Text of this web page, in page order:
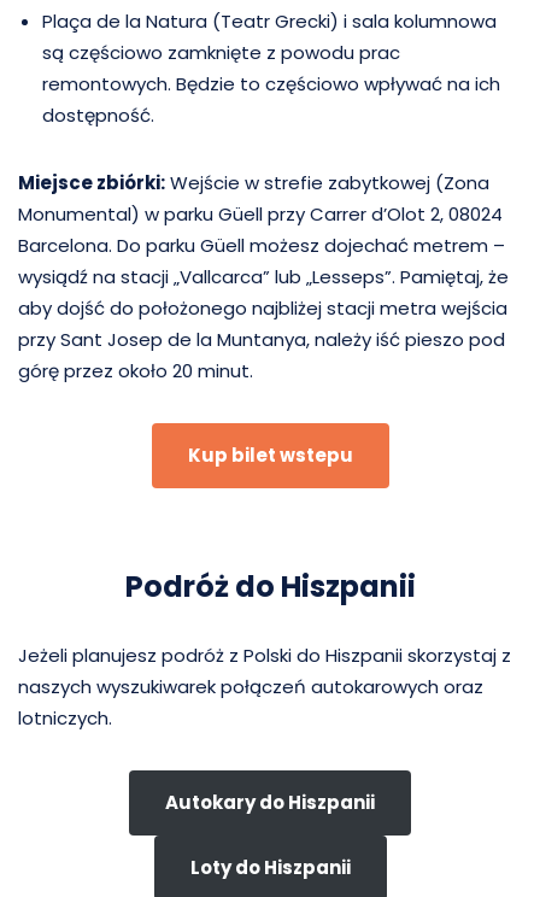
Plaça de la Natura (Teatr Grecki) i sala kolumnowa
są częściowo zamknięte z powodu prac
remontowych. Będzie to częściowo wpływać na ich
dostępność.
Miejsce zbiórki:Wejście w strefie zabytkowej (Zona
Monumental) w parku Güell przy Carrer d’Olot 2, 08024
Barcelona. Do parku Güell możesz dojechać metrem –
wysiądź na stacji „Vallcarca” lub „Lesseps”. Pamiętaj, że
aby dojść do położonego najbliżej stacji metra wejścia
przy Sant Josep de la Muntanya, należy iść pieszo pod
górę przez około 20 minut.
Kup bilet wstepu
Podróż do Hiszpanii
Jeżeli planujesz podróż z Polski do Hiszpanii skorzystaj z
naszych wyszukiwarek połączeń autokarowych oraz
lotniczych.
Autokary do Hiszpanii
Loty do Hiszpanii